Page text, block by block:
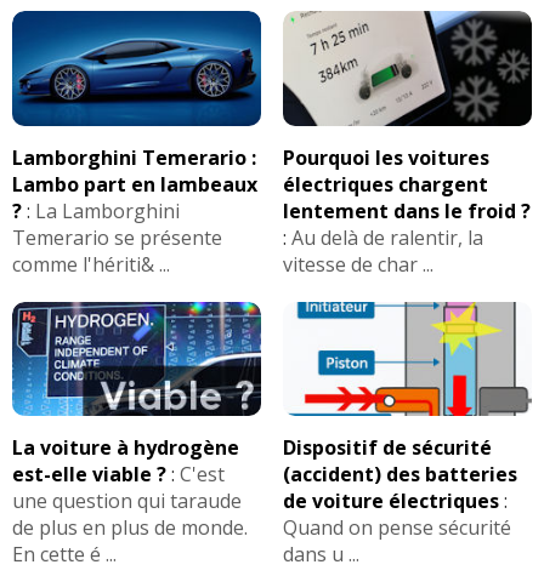
Lamborghini Temerario :
Lambo part en lambeaux
?: La Lamborghini
Temerario se présente
comme l'hériti& ...
Pourquoi les voitures
électriques chargent
lentement dans le froid ?
: Au delà de ralentir, la
vitesse de char ...
La voiture à hydrogène
est-elle viable ?: C'est
une question qui taraude
de plus en plus de monde.
En cette é ...
Dispositif de sécurité
(accident) des batteries
de voiture électriques:
Quand on pense sécurité
dans u ...